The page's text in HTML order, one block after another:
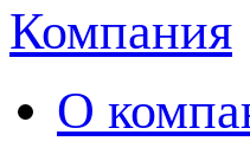
Компания
О